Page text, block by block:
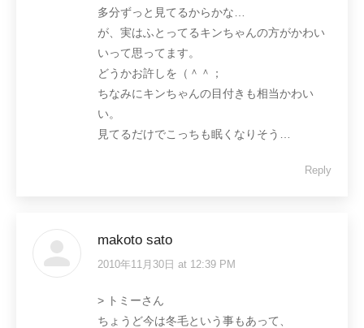
多分ずっと見てるからかな…
が、実はふとってるキンちゃんの方がかわい
いって思ってます。
どうかお許しを（＾＾；
ちなみにキンちゃんの目付きも相当かわい
い。
見てるだけでこっちも眠くなりそう…
Reply
makoto sato
says:
2010年11月30日 at 12:39 PM
> トミーさん
ちょうど今は冬毛という事もあって、